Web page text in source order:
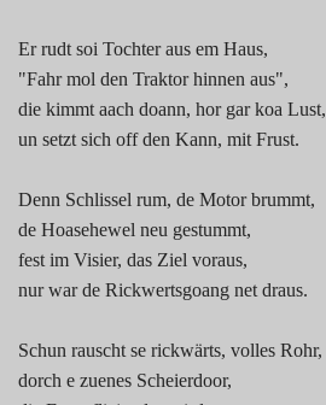
Er rudt soi Tochter aus em Haus,
"Fahr mol den Traktor hinnen aus",
die kimmt aach doann, hor gar koa Lust,
un setzt sich off den Kann, mit Frust.
Denn Schlissel rum, de Motor brummt,
de Hoasehewel neu gestummt,
fest im Visier, das Ziel voraus,
nur war de Rickwertsgoang net draus.
Schun rauscht se rickwärts, volles Rohr,
dorch e zuenes Scheierdoor,